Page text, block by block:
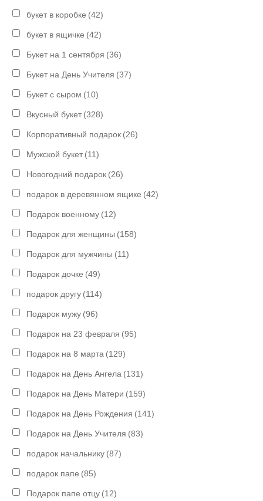
букет в коробке (42)
букет в ящичке (42)
Букет на 1 сентября (36)
Букет на День Учителя (37)
Букет с сыром (10)
Вкусный букет (328)
Корпоративный подарок (26)
Мужской букет (11)
Новогодний подарок (26)
подарок в деревянном ящике (42)
Подарок военному (12)
Подарок для женщины (158)
Подарок для мужчины (11)
Подарок дочке (49)
подарок другу (114)
Подарок мужу (96)
Подарок на 23 февраля (95)
Подарок на 8 марта (129)
Подарок на День Ангела (131)
Подарок на День Матери (159)
Подарок на День Рождения (141)
Подарок на День Учителя (83)
подарок начальнику (87)
подарок папе (85)
Подарок папе отцу (12)